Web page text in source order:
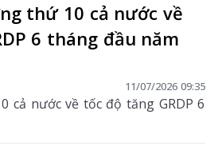
thứ 10 cả nước về
6 tháng đầu năm
11/07/2026 09:35
cả nước về tốc độ tăng GRDP 6